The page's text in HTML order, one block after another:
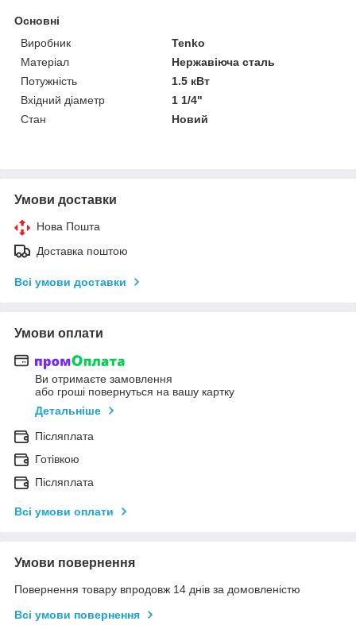
Основні
Виробник
Tenko
Матеріал
Нержавіюча сталь
Потужність
1.5 кВт
Вхідний діаметр
1 1/4"
Стан
Новий
Умови доставки
Нова Пошта
Доставка поштою
Всі умови доставки
Умови оплати
Ви отримаєте замовлення
або гроші повернуться на вашу картку
Детальніше
Післяплата
Готівкою
Післяплата
Всі умови оплати
Умови повернення
Повернення товару впродовж 14 днів за домовленістю
Всі умови повернення